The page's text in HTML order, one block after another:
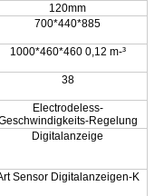
120mm
700*440*885
1000*460*460 0,12 m-³
38
Electrodeless-
Regelung
Digitalanzeige
Sensor Digitalanzeigen-K